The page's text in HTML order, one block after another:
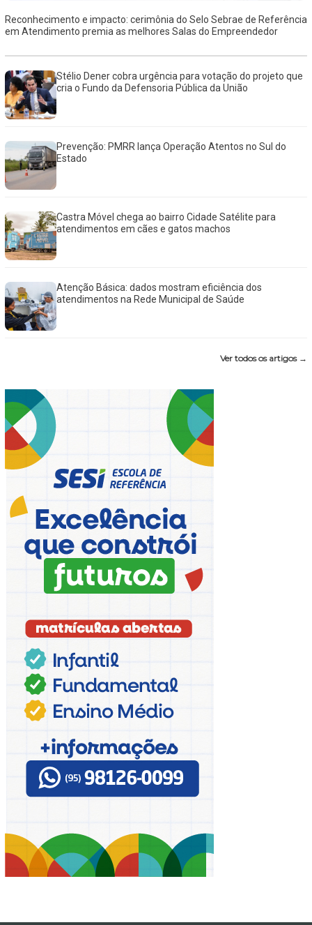
Reconhecimento e impacto: cerimônia do Selo Sebrae de Referência
em Atendimento premia as melhores Salas do Empreendedor
Stélio Dener cobra urgência para votação do projeto que
cria o Fundo da Defensoria Pública da União
Prevenção: PMRR lança Operação Atentos no Sul do
Estado
Castra Móvel chega ao bairro Cidade Satélite para
atendimentos em cães e gatos machos
Atenção Básica: dados mostram eficiência dos
atendimentos na Rede Municipal de Saúde
Ver todos os artigos →